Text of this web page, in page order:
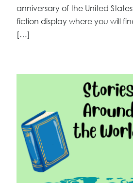
anniversary of the United
fiction display where you will
[…]